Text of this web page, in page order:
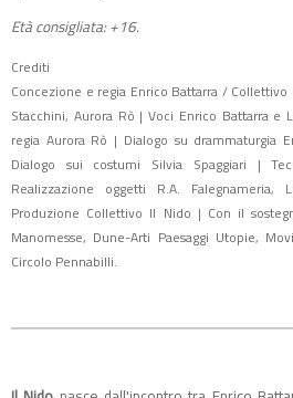
Età consigliata: +16.
Crediti
Concezione e regia Enrico Battarra / Collettivo
Stacchini, Aurora Rò | Voci Enrico Battarra e
regia Aurora Rò | Dialogo su drammaturgia
Dialogo sui costumi Silvia Spaggiari |
Realizzazione oggetti R.A.
Produzione Collettivo Il Nido | Con il
Manomesse, Dune-Arti Paesaggi Utopie,
Circolo Pennabilli.